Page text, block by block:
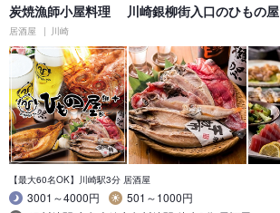
炭焼漁師小屋料理 川崎銀柳街入口のひもの屋
居酒屋 川崎
【最大60名OK】川崎駅3分 居酒屋
3001～4000円
501～1000円